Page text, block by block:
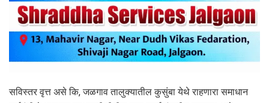
सविस्तर वृत्त असे कि, जळगाव तालुक्यातील कुसुंबा येथे राहणारा समाधान